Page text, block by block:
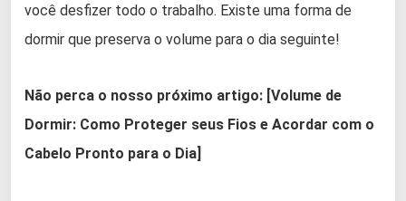
você desfizer todo o trabalho. Existe uma forma de
dormir que preserva o volume para o dia seguinte!
Não perca o nosso próximo artigo: [Volume de
Dormir: Como Proteger seus Fios e Acordar com o
Cabelo Pronto para o Dia]